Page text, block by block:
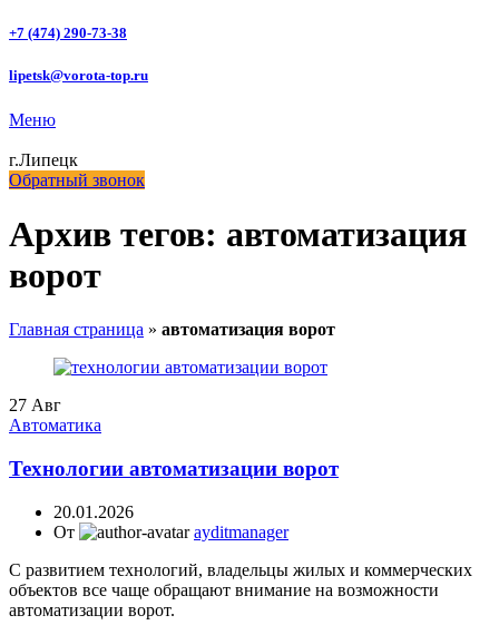
+7 (474) 290-73-38
lipetsk@vorota-top.ru
Меню
г.Липецк
Обратный звонок
Архив тегов: автоматизация
ворот
Главная страница » автоматизация ворот
27 Авг
Автоматика
Технологии автоматизации ворот
20.01.2026
От
ayditmanager
С развитием технологий, владельцы жилых и коммерческих
объектов все чаще обращают внимание на возможности
автоматизации ворот.